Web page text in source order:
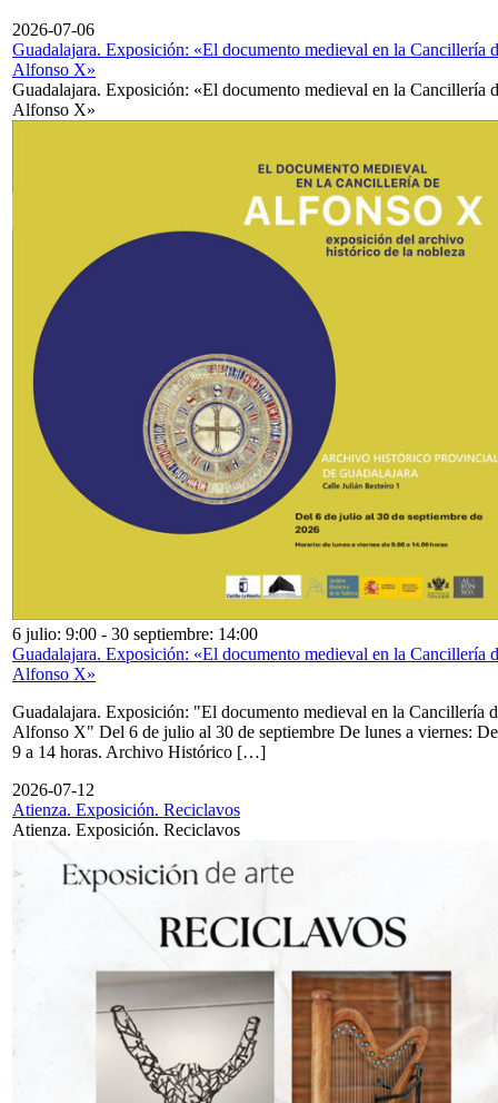
2026-07-06
Guadalajara. Exposición: «El documento medieval en la Cancillería
Alfonso X»
Guadalajara. Exposición: «El documento medieval en la Cancillería
Alfonso X»
6 julio: 9:00 - 30 septiembre: 14:00
Guadalajara. Exposición: «El documento medieval en la Cancillería
Alfonso X»
Guadalajara. Exposición: "El documento medieval en la Cancillería
Alfonso X" Del 6 de julio al 30 de septiembre De lunes a viernes: De
9 a 14 horas. Archivo Histórico […]
2026-07-12
Atienza. Exposición. Reciclavos
Atienza. Exposición. Reciclavos